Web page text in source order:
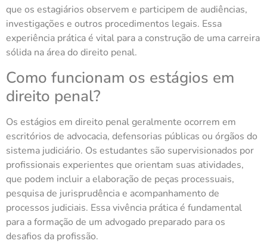
que os estagiários observem e participem de audiências,
investigações e outros procedimentos legais. Essa
experiência prática é vital para a construção de uma carreira
sólida na área do direito penal.
Como funcionam os estágios em
direito penal?
Os estágios em direito penal geralmente ocorrem em
escritórios de advocacia, defensorias públicas ou órgãos do
sistema judiciário. Os estudantes são supervisionados por
profissionais experientes que orientam suas atividades,
que podem incluir a elaboração de peças processuais,
pesquisa de jurisprudência e acompanhamento de
processos judiciais. Essa vivência prática é fundamental
para a formação de um advogado preparado para os
desafios da profissão.